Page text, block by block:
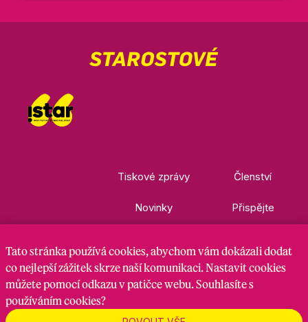
Tiskové zprávy
Novinky
Členství
Přispějte
Nastavení cookies GDPRRSS kanál
Tato stránkapoužívá cookies, abychom vám dokázali dodat
co nejlepší zážitek skrze naší komunikaci. Nastavit cookies
můžete pomocí odkazu v patičce webu. Souhlasíte s
používáním cookies?